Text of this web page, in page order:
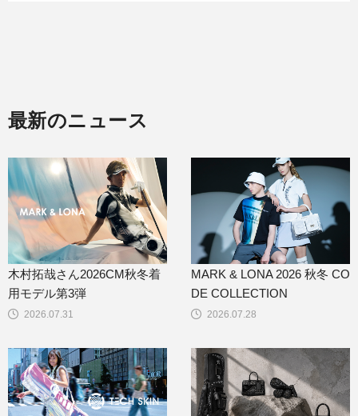
最新のニュース
2026.07.31
木村拓哉さん2026CM秋冬着
用モデル第3弾
2026.07.28
MARK & LONA 2026 秋冬 CO
DE COLLECTION